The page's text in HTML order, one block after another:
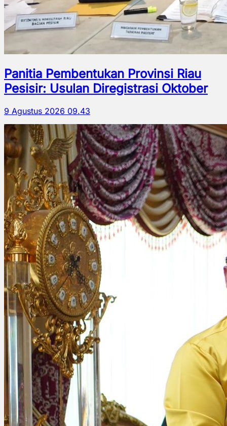
Panitia Pembentukan Provinsi Riau
Pesisir: Usulan Diregistrasi Oktober
9 Agustus 2026 09.43